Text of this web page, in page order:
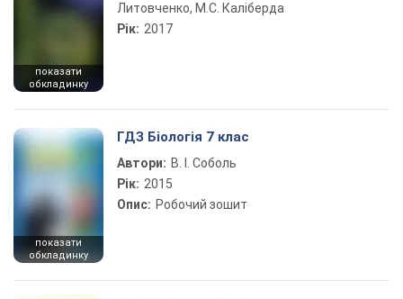
показати
обкладинку
Литовченко, М.С. Каліберда
Рік: 2017
показати
обкладинку
ГДЗ Біологія 7 клас
Автори: В. І. Соболь
Рік: 2015
Опис: Робочий зошит